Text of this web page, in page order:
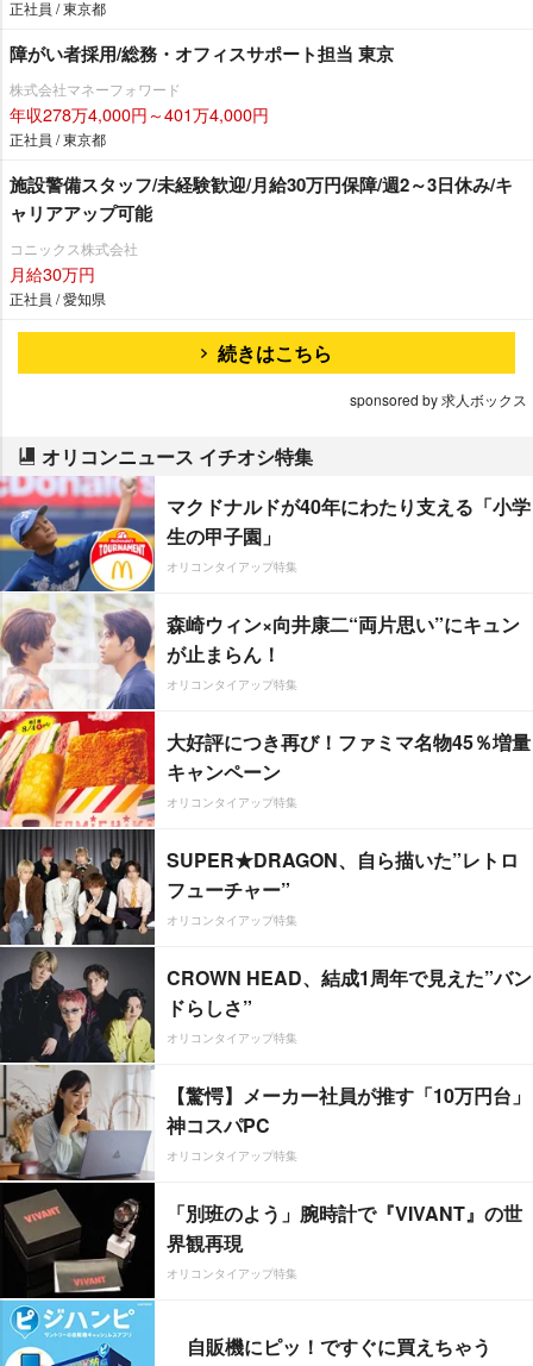
正社員 / 東京都
障がい者採用/総務・オフィスサポート担当 東京
株式会社マネーフォワード
年収278万4,000円～401万4,000円
正社員 / 東京都
施設警備スタッフ/未経験歓迎/月給30万円保障/週2～3日休み/キ
ャリアアップ可能
コニックス株式会社
月給30万円
正社員 / 愛知県
続きはこちら
sponsored by 求人ボックス
オリコンニュース イチオシ特集
マクドナルドが40年にわたり支える「小学
生の甲子園」
オリコンタイアップ特集
森崎ウィン×向井康二“両片思い”にキュン
が止まらん！
オリコンタイアップ特集
大好評につき再び！ファミマ名物45％増量
キャンペーン
オリコンタイアップ特集
SUPER★DRAGON、自ら描いた”レトロ
フューチャー”
オリコンタイアップ特集
CROWN HEAD、結成1周年で見えた”バン
ドらしさ”
オリコンタイアップ特集
【驚愕】メーカー社員が推す「10万円台」
神コスパPC
オリコンタイアップ特集
「別班のよう」腕時計で『VIVANT』の世
界観再現
オリコンタイアップ特集
自販機にピッ！ですぐに買えちゃう